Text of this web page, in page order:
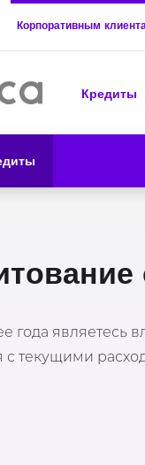
Корпоративным
Кредиты
года являетесь
с текущими